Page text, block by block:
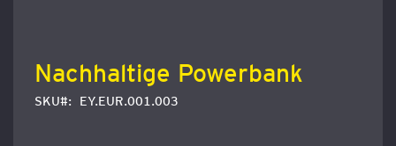
Nachhaltige Powerbank
SKU EY.EUR.001.003